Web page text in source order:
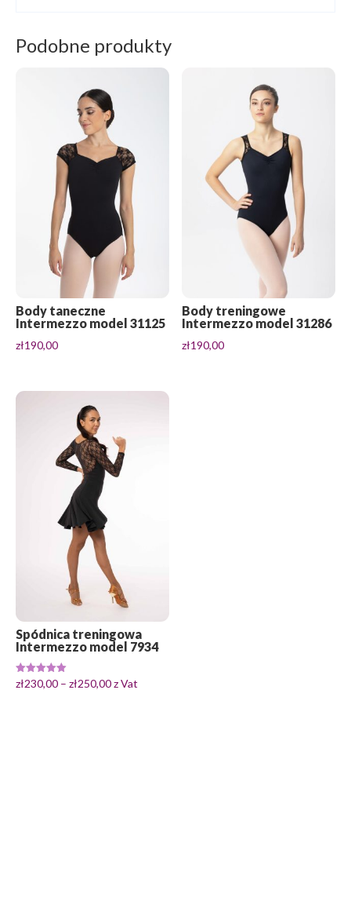
Podobne produkty
Body taneczne
Intermezzo model 31125
zł190,00
Body treningowe
Intermezzo model 31286
zł190,00
Spódnica treningowa
Intermezzo model 7934
Oceniono
5.00
zł230,00 – zł250,00Zakres
z Vat